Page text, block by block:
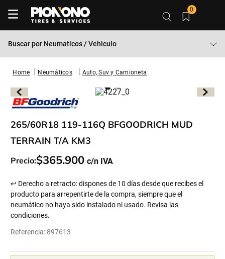
0
Buscar por Neumaticos / Vehiculo
Neumáticos Auto, Suv y Camioneta
265/60R18 119-116Q BFGOODRICH MUD
TERRAIN T/A KM3
Precio:$365.900
↩ Derecho a retracto: dispones de 10 días desde que recibes el
producto para arrepentirte de la compra, siempre que el
neumático no haya sido instalado ni usado. Revisa las
condiciones.
Referencia: 897613